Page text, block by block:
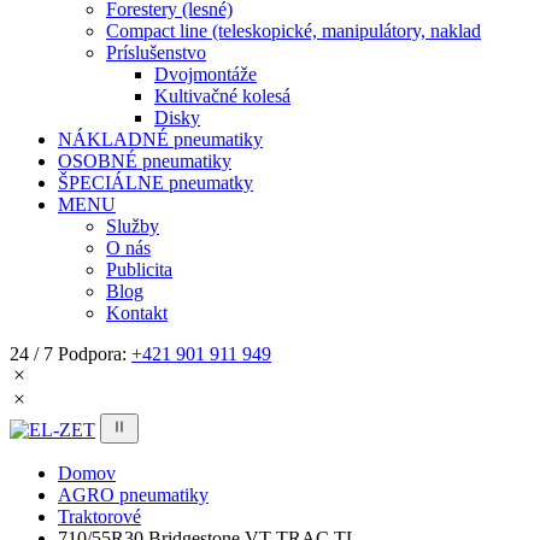
Forestery (lesné)
Compact line (teleskopické, manipulátory, naklad
Príslušenstvo
Dvojmontáže
Kultivačné kolesá
Disky
NÁKLADNÉ pneumatiky
OSOBNÉ pneumatiky
ŠPECIÁLNE pneumatky
MENU
Služby
O nás
Publicita
Blog
Kontakt
24 / 7 Podpora: +421 901 911 949
Domov
AGRO pneumatiky
Traktorové